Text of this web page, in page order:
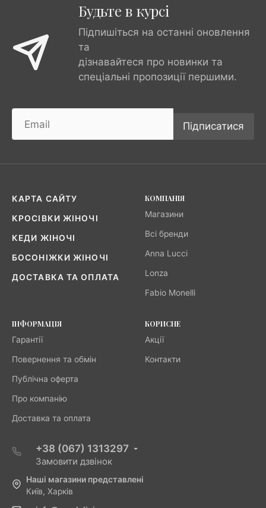
Будьте в курсі
Підпишіться на останні оновлення
та
дізнавайтеся про новинки та
спеціальні пропозиції першими.
Підписатися
КАРТА САЙТУ
КРОСІВКИ ЖІНОЧІ
КЕДИ ЖІНОЧІ
БОСОНІЖКИ ЖІНОЧІ
ДОСТАВКА ТА ОПЛАТА
КОМПАНІЯ
Магазини
Всі бренди
Anna Lucci
Lonza
Fabio Monelli
ІНФОРМАЦІЯ
Гарантії
Повернення та обмін
Публічна оферта
Про компанію
Доставка та оплата
КОРИСНЕ
Акції
Контакти
+38 (067) 1313297
Замовити дзвінок
Наші магазини представлені
Київ, Харків